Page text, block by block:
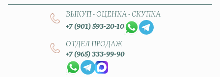
ВЫКУП - ОЦЕНКА - СКУПКА
+7 (901) 593-20-10
ОТДЕЛ ПРОДАЖ
+7 (965) 333-99-90